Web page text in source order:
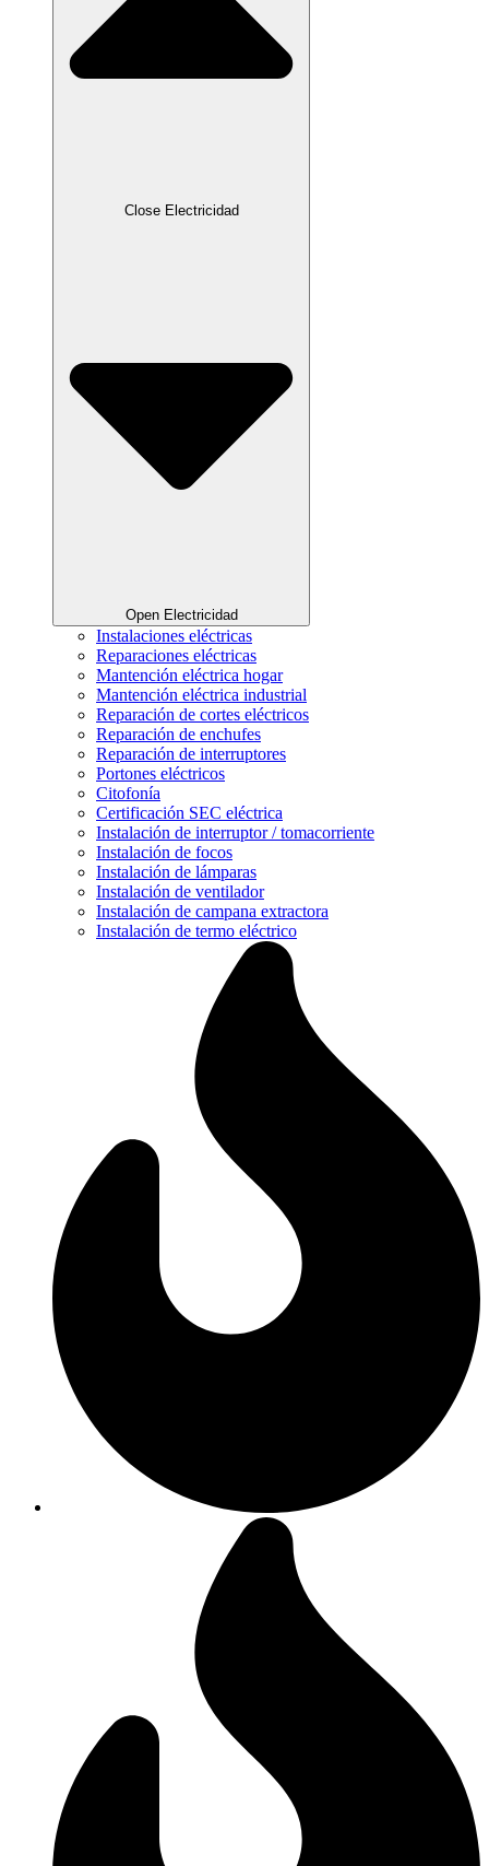
Close Electricidad
Open Electricidad
Instalaciones eléctricas
Reparaciones eléctricas
Mantención eléctrica hogar
Mantención eléctrica industrial
Reparación de cortes eléctricos
Reparación de enchufes
Reparación de interruptores
Portones eléctricos
Citofonía
Certificación SEC eléctrica
Instalación de interruptor / tomacorriente
Instalación de focos
Instalación de lámparas
Instalación de ventilador
Instalación de campana extractora
Instalación de termo eléctrico